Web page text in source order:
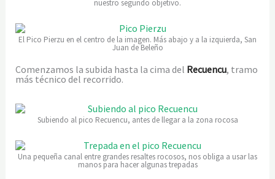
nuestro segundo objetivo.
El Pico Pierzu en el centro de la imagen. Más abajo y a la izquierda, San
Juan de Beleño
Comenzamos la subida hasta la cima del Recuencu, tramo
más técnico del recorrido.
Subiendo al pico Recuencu, antes de llegar a la zona rocosa
Una pequeña canal entre grandes resaltes rocosos, nos obliga a usar las
manos para hacer algunas trepadas